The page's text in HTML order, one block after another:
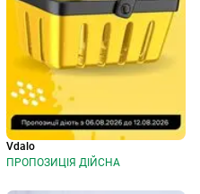
Vdalo
ПРОПОЗИЦІЯ ДІЙСНА